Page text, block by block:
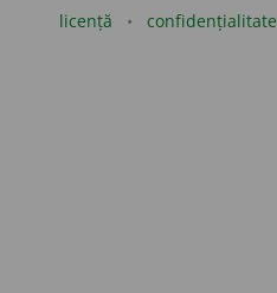
licență confidențialitate